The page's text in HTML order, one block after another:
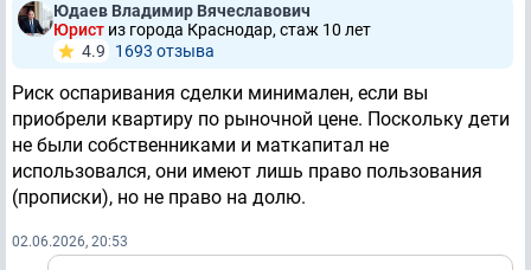
Юдаев Владимир Вячеславович
Юрист из города Краснодар, стаж 10 лет
4.9
1693 отзывa
Риск оспаривания сделки минимален, если вы
приобрели квартиру по рыночной цене. Поскольку дети
не были собственниками и маткапитал не
использовался, они имеют лишь право пользования
(прописки), но не право на долю.
02.06.2026, 20:53